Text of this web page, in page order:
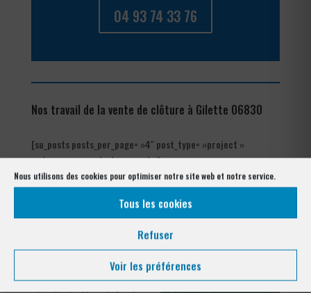
Nous utilisons des cookies pour optimiser notre site web et notre service.
Tous les cookies
Refuser
Voir les préférences
04 93 74 33 76
Nos travail de la vente de clôture à Gilette 06830
[su_posts posts_per_page= »4″ post_type= »project »
order= »asc » orderby= »rand »]